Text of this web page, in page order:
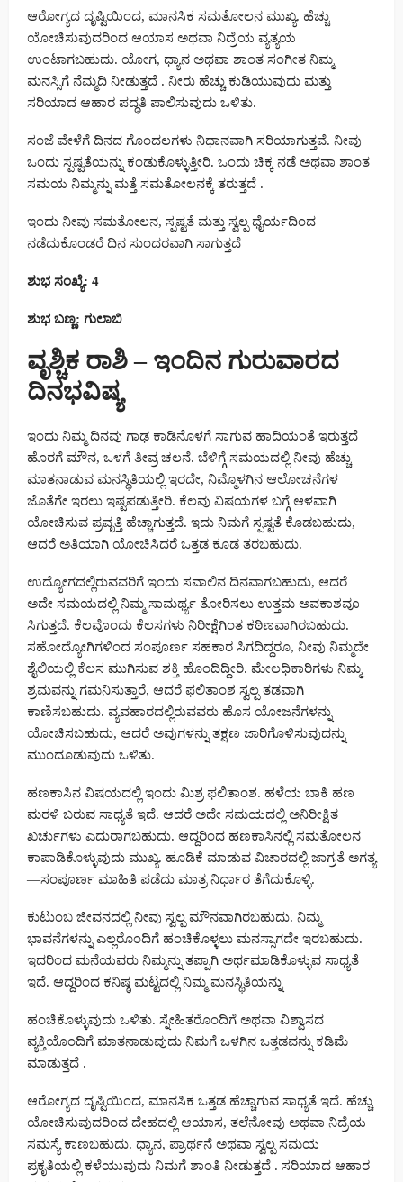
ಆರೋಗ್ಯದ ದೃಷ್ಟಿಯಿಂದ, ಮಾನಸಿಕ ಸಮತೋಲನ ಮುಖ್ಯ. ಹೆಚ್ಚು
ಯೋಚಿಸುವುದರಿಂದ ಆಯಾಸ ಅಥವಾ ನಿದ್ರೆಯ ವ್ಯತ್ಯಯ
ಉಂಟಾಗಬಹುದು. ಯೋಗ, ಧ್ಯಾನ ಅಥವಾ ಶಾಂತ ಸಂಗೀತ ನಿಮ್ಮ
ಮನಸ್ಸಿಗೆ ನೆಮ್ಮದಿ ನೀಡುತ್ತದೆ . ನೀರು ಹೆಚ್ಚು ಕುಡಿಯುವುದು ಮತ್ತು
ಸರಿಯಾದ ಆಹಾರ ಪದ್ಧತಿ ಪಾಲಿಸುವುದು ಒಳಿತು.
ಸಂಜೆ ವೇಳೆಗೆ ದಿನದ ಗೊಂದಲಗಳು ನಿಧಾನವಾಗಿ ಸರಿಯಾಗುತ್ತವೆ. ನೀವು
ಒಂದು ಸ್ಪಷ್ಟತೆಯನ್ನು ಕಂಡುಕೊಳ್ಳುತ್ತೀರಿ. ಒಂದು ಚಿಕ್ಕ ನಡೆ ಅಥವಾ ಶಾಂತ
ಸಮಯ ನಿಮ್ಮನ್ನು ಮತ್ತೆ ಸಮತೋಲನಕ್ಕೆ ತರುತ್ತದೆ .
ಇಂದು ನೀವು ಸಮತೋಲನ, ಸ್ಪಷ್ಟತೆ ಮತ್ತು ಸ್ವಲ್ಪ ಧೈರ್ಯದಿಂದ
ನಡೆದುಕೊಂಡರೆ ದಿನ ಸುಂದರವಾಗಿ ಸಾಗುತ್ತದೆ
ಶುಭ ಸಂಖ್ಯೆ: 4
ಶುಭ ಬಣ್ಣ: ಗುಲಾಬಿ
ವೃಶ್ಚಿಕ ರಾಶಿ – ಇಂದಿನ ಗುರುವಾರದ
ದಿನಭವಿಷ್ಯ
ಇಂದು ನಿಮ್ಮ ದಿನವು ಗಾಢ ಕಾಡಿನೊಳಗೆ ಸಾಗುವ ಹಾದಿಯಂತೆ ಇರುತ್ತದೆ
ಹೊರಗೆ ಮೌನ, ಒಳಗೆ ತೀವ್ರ ಚಲನೆ. ಬೆಳಿಗ್ಗೆ ಸಮಯದಲ್ಲಿ ನೀವು ಹೆಚ್ಚು
ಮಾತನಾಡುವ ಮನಸ್ಥಿತಿಯಲ್ಲಿ ಇರದೇ, ನಿಮ್ಮೊಳಗಿನ ಆಲೋಚನೆಗಳ
ಜೊತೆಗೇ ಇರಲು ಇಷ್ಟಪಡುತ್ತೀರಿ. ಕೆಲವು ವಿಷಯಗಳ ಬಗ್ಗೆ ಆಳವಾಗಿ
ಯೋಚಿಸುವ ಪ್ರವೃತ್ತಿ ಹೆಚ್ಚಾಗುತ್ತದೆ. ಇದು ನಿಮಗೆ ಸ್ಪಷ್ಟತೆ ಕೊಡಬಹುದು,
ಆದರೆ ಅತಿಯಾಗಿ ಯೋಚಿಸಿದರೆ ಒತ್ತಡ ಕೂಡ ತರಬಹುದು.
ಉದ್ಯೋಗದಲ್ಲಿರುವವರಿಗೆ ಇಂದು ಸವಾಲಿನ ದಿನವಾಗಬಹುದು, ಆದರೆ
ಅದೇ ಸಮಯದಲ್ಲಿ ನಿಮ್ಮ ಸಾಮರ್ಥ್ಯ ತೋರಿಸಲು ಉತ್ತಮ ಅವಕಾಶವೂ
ಸಿಗುತ್ತದೆ. ಕೆಲವೊಂದು ಕೆಲಸಗಳು ನಿರೀಕ್ಷೆಗಿಂತ ಕಠಿಣವಾಗಿರಬಹುದು.
ಸಹೋದ್ಯೋಗಿಗಳಿಂದ ಸಂಪೂರ್ಣ ಸಹಕಾರ ಸಿಗದಿದ್ದರೂ, ನೀವು ನಿಮ್ಮದೇ
ಶೈಲಿಯಲ್ಲಿ ಕೆಲಸ ಮುಗಿಸುವ ಶಕ್ತಿ ಹೊಂದಿದ್ದೀರಿ. ಮೇಲಧಿಕಾರಿಗಳು ನಿಮ್ಮ
ಶ್ರಮವನ್ನು ಗಮನಿಸುತ್ತಾರೆ, ಆದರೆ ಫಲಿತಾಂಶ ಸ್ವಲ್ಪ ತಡವಾಗಿ
ಕಾಣಿಸಬಹುದು. ವ್ಯವಹಾರದಲ್ಲಿರುವವರು ಹೊಸ ಯೋಜನೆಗಳನ್ನು
ಯೋಚಿಸಬಹುದು, ಆದರೆ ಅವುಗಳನ್ನು ತಕ್ಷಣ ಜಾರಿಗೊಳಿಸುವುದನ್ನು
ಮುಂದೂಡುವುದು ಒಳಿತು.
ಹಣಕಾಸಿನ ವಿಷಯದಲ್ಲಿ ಇಂದು ಮಿಶ್ರ ಫಲಿತಾಂಶ. ಹಳೆಯ ಬಾಕಿ ಹಣ
ಮರಳಿ ಬರುವ ಸಾಧ್ಯತೆ ಇದೆ. ಆದರೆ ಅದೇ ಸಮಯದಲ್ಲಿ ಅನಿರೀಕ್ಷಿತ
ಖರ್ಚುಗಳು ಎದುರಾಗಬಹುದು. ಆದ್ದರಿಂದ ಹಣಕಾಸಿನಲ್ಲಿ ಸಮತೋಲನ
ಕಾಪಾಡಿಕೊಳ್ಳುವುದು ಮುಖ್ಯ. ಹೂಡಿಕೆ ಮಾಡುವ ವಿಚಾರದಲ್ಲಿ ಜಾಗ್ರತೆ ಅಗತ್ಯ
—ಸಂಪೂರ್ಣ ಮಾಹಿತಿ ಪಡೆದು ಮಾತ್ರ ನಿರ್ಧಾರ ತೆಗೆದುಕೊಳ್ಳಿ.
ಕುಟುಂಬ ಜೀವನದಲ್ಲಿ ನೀವು ಸ್ವಲ್ಪ ಮೌನವಾಗಿರಬಹುದು. ನಿಮ್ಮ
ಭಾವನೆಗಳನ್ನು ಎಲ್ಲರೊಂದಿಗೆ ಹಂಚಿಕೊಳ್ಳಲು ಮನಸ್ಸಾಗದೇ ಇರಬಹುದು.
ಇದರಿಂದ ಮನೆಯವರು ನಿಮ್ಮನ್ನು ತಪ್ಪಾಗಿ ಅರ್ಥಮಾಡಿಕೊಳ್ಳುವ ಸಾಧ್ಯತೆ
ಇದೆ. ಆದ್ದರಿಂದ ಕನಿಷ್ಠ ಮಟ್ಟದಲ್ಲಿ ನಿಮ್ಮ ಮನಸ್ಥಿತಿಯನ್ನು
ಹಂಚಿಕೊಳ್ಳುವುದು ಒಳಿತು. ಸ್ನೇಹಿತರೊಂದಿಗೆ ಅಥವಾ ವಿಶ್ವಾಸದ
ವ್ಯಕ್ತಿಯೊಂದಿಗೆ ಮಾತನಾಡುವುದು ನಿಮಗೆ ಒಳಗಿನ ಒತ್ತಡವನ್ನು ಕಡಿಮೆ
ಮಾಡುತ್ತದೆ .
ಆರೋಗ್ಯದ ದೃಷ್ಟಿಯಿಂದ, ಮಾನಸಿಕ ಒತ್ತಡ ಹೆಚ್ಚಾಗುವ ಸಾಧ್ಯತೆ ಇದೆ. ಹೆಚ್ಚು
ಯೋಚಿಸುವುದರಿಂದ ದೇಹದಲ್ಲಿ ಆಯಾಸ, ತಲೆನೋವು ಅಥವಾ ನಿದ್ರೆಯ
ಸಮಸ್ಯೆ ಕಾಣಬಹುದು. ಧ್ಯಾನ, ಪ್ರಾರ್ಥನೆ ಅಥವಾ ಸ್ವಲ್ಪ ಸಮಯ
ಪ್ರಕೃತಿಯಲ್ಲಿ ಕಳೆಯುವುದು ನಿಮಗೆ ಶಾಂತಿ ನೀಡುತ್ತದೆ . ಸರಿಯಾದ ಆಹಾರ